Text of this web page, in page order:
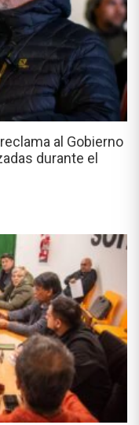
reclama al Gobierno
durante el